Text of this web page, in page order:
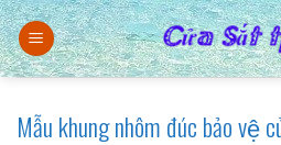
Skip
to
content
Mẫu khung nhôm đúc bảo vệ